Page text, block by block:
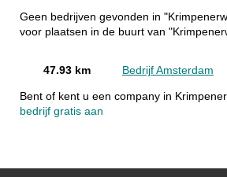
Geen bedrijven gevonden in
voor plaatsen in de buurt van
47.93 km Bedrijf Amsterdam
Bent of kent u een company in
bedrijf gratis aan